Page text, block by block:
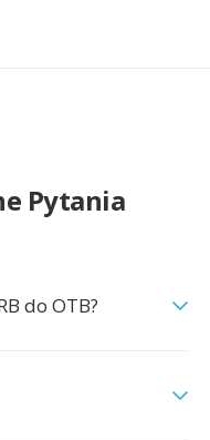
Pytania
do OTB?